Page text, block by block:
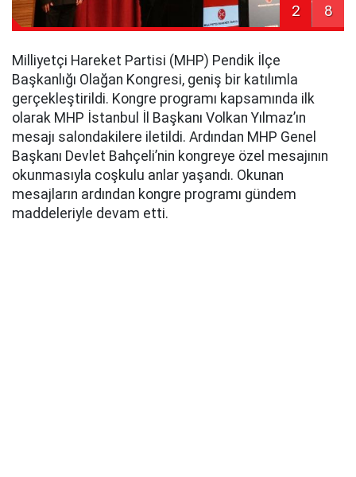
2 8
Milliyetçi Hareket Partisi (MHP) Pendik İlçe
Başkanlığı Olağan Kongresi, geniş bir katılımla
gerçekleştirildi. Kongre programı kapsamında ilk
olarak MHP İstanbul İl Başkanı Volkan Yılmaz’ın
mesajı salondakilere iletildi. Ardından MHP Genel
Başkanı Devlet Bahçeli’nin kongreye özel mesajının
okunmasıyla coşkulu anlar yaşandı. Okunan
mesajların ardından kongre programı gündem
maddeleriyle devam etti.